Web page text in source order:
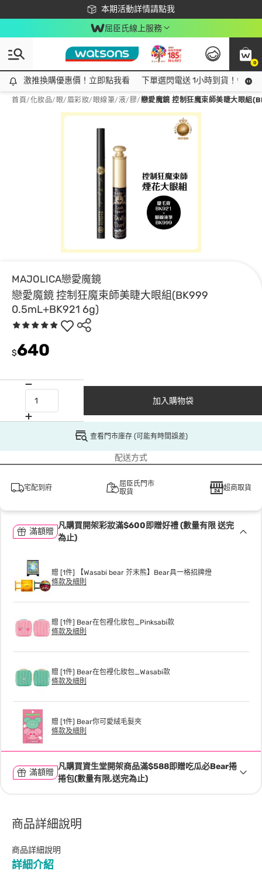
本期活動詳情請點我
下載app最高回饋$350
屈臣氏線上服務
0
激推換購優惠價！立即點我看
激推換購優惠價！立即點我看 下單選閃電送 1小時到貨！領神
首頁/化妝品/ 眼/眉彩妝/ 眼線筆/液/膠/戀愛魔鏡 控制狂魔束師美睫大眼組
MAJOLICA戀愛魔鏡
戀愛魔鏡 控制狂魔束師美睫大眼組(BK999
0.5mL+BK921 6g)
$640
加入購物袋
查看門市庫存 (可能有時間誤差)
配送方式
宅配到府
屈臣氏門市
取貨
超商取貨
滿額贈
凡購買開架彩妝滿$600即贈好禮 (數量有限 送完
為止)
贈 [1件] 【Wasabi bear 芥末熊】Bear具一格招牌燈
條款及細則
贈 [1件] Bear在包裡化妝包_Pinksabi款
條款及細則
贈 [1件] Bear在包裡化妝包_Wasabi款
條款及細則
贈 [1件] Bear你可愛絨毛髮夾
條款及細則
滿額贈
凡購買資生堂開架商品滿$588即贈吃瓜必Bear捲
捲包(數量有限,送完為止)
商品詳細說明
商品詳細說明
詳細介紹